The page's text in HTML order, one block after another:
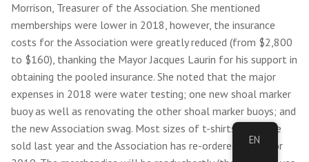
Morrison, Treasurer of the Association. She mentioned
memberships were lower in 2018, however, the insurance
costs for the Association were greatly reduced (from $2,800
to $160), thanking the Mayor Jacques Laurin for his support in
obtaining the pooled insurance. She noted that the major
expenses in 2018 were water testing; one new shoal marker
buoy as well as renovating the other shoal marker buoys; and
the new Association swag. Most sizes of t-shirts, etc were
sold last year and the Association has re-ordered some for
EN